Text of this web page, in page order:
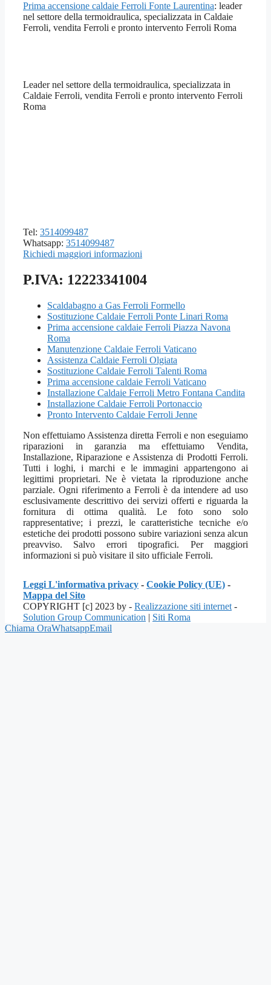
Prima accensione caldaie Ferroli Fonte Laurentina: leader
nel settore della termoidraulica, specializzata in Caldaie
Ferroli, vendita Ferroli e pronto intervento Ferroli Roma
Leader nel settore della termoidraulica, specializzata in
Caldaie Ferroli, vendita Ferroli e pronto intervento Ferroli
Roma
Tel: 3514099487
Whatsapp: 3514099487
Richiedi maggiori informazioni
P.IVA: 12223341004
Scaldabagno a Gas Ferroli Formello
Sostituzione Caldaie Ferroli Ponte Linari Roma
Prima accensione caldaie Ferroli Piazza Navona
Roma
Manutenzione Caldaie Ferroli Vaticano
Assistenza Caldaie Ferroli Olgiata
Sostituzione Caldaie Ferroli Talenti Roma
Prima accensione caldaie Ferroli Vaticano
Installazione Caldaie Ferroli Metro Fontana Candita
Installazione Caldaie Ferroli Portonaccio
Pronto Intervento Caldaie Ferroli Jenne
Non effettuiamo Assistenza diretta Ferroli e non eseguiamo
riparazioni in garanzia ma effettuiamo Vendita,
Installazione, Riparazione e Assistenza di Prodotti Ferroli.
Tutti i loghi, i marchi e le immagini appartengono ai
legittimi proprietari. Ne è vietata la riproduzione anche
parziale. Ogni riferimento a Ferroli è da intendere ad uso
esclusivamente descrittivo dei servizi offerti e riguarda la
fornitura di ottima qualità. Le foto sono solo
rappresentative; i prezzi, le caratteristiche tecniche e/o
estetiche dei prodotti possono subire variazioni senza alcun
preavviso. Salvo errori tipografici. Per maggiori
informazioni si può visitare il sito ufficiale Ferroli.
Leggi L'informativa privacy - Cookie Policy (UE) -
Mappa del Sito
COPYRIGHT [c] 2023 by - Realizzazione siti internet -
Solution Group Communication | Siti Roma
Chiama OraWhatsappEmail